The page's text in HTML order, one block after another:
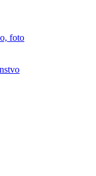
foto